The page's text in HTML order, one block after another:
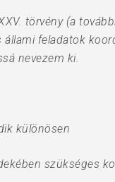
törvény (a
feladatok
nevezem ki.
különösen
szükséges